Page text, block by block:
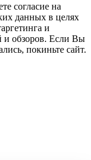
согласие на
данных в целях
и
и обзоров. Если Вы
покиньте сайт.